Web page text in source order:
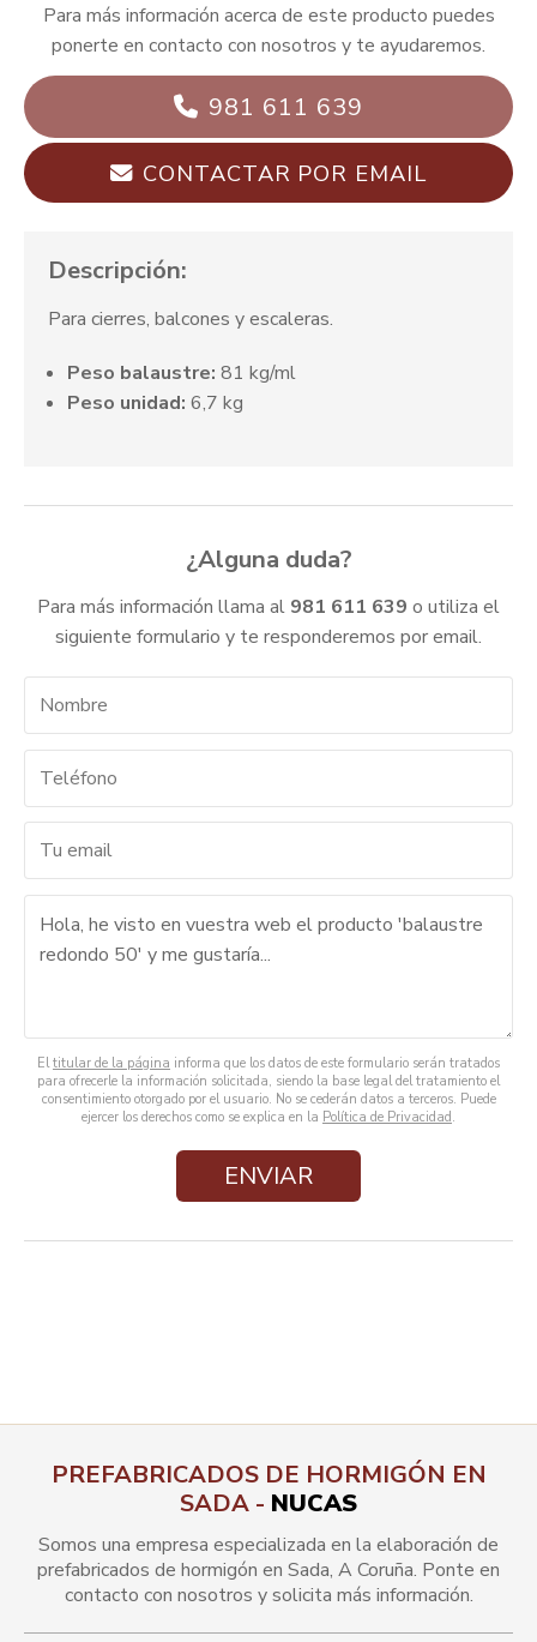
Para más información acerca de este producto puedes
ponerte en contacto con nosotros y te ayudaremos.
981 611 639
CONTACTAR POR EMAIL
Descripción:
Para cierres, balcones y escaleras.
Peso balaustre: 81 kg/ml
Peso unidad: 6,7 kg
¿Alguna duda?
Para más información llama al 981 611 639 o utiliza el
siguiente formulario y te responderemos por email.
Eltitular de la página informa que los datos de este formulario serán tratados
para ofrecerle la información solicitada, siendo la base legal del tratamiento el
consentimiento otorgado por el usuario. No se cederán datos a terceros. Puede
ejercer los derechos como se explica en la Política de Privacidad.
PREFABRICADOS DE HORMIGÓN EN
SADA - NUCAS
Somos una empresa especializada en la elaboración de
prefabricados de hormigón en Sada, A Coruña. Ponte en
contacto con nosotros y solicita más información.